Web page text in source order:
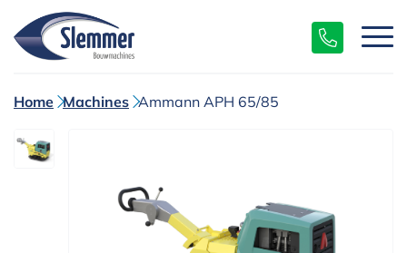
Home Machines Ammann APH 65/85